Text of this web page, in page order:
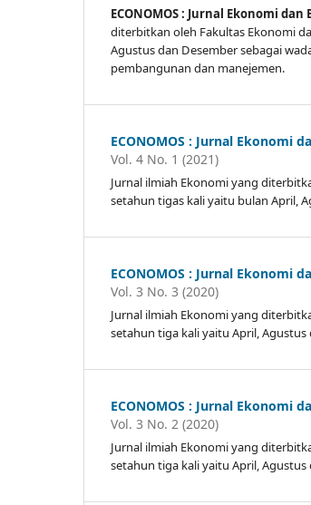
ECONOMOS : Jurnal Ekonomi dan
diterbitkan oleh Fakultas Ekonomi
Agustus dan Desember sebagai
pembangunan dan manejemen.
ECONOMOS : Jurnal Ekonomi
Vol. 4 No. 1 (2021)
Jurnal ilmiah Ekonomi yang
setahun tigas kali yaitu bulan April,
ECONOMOS : Jurnal Ekonomi
Vol. 3 No. 3 (2020)
Jurnal ilmiah Ekonomi yang
setahun tiga kali yaitu April,
ECONOMOS : Jurnal Ekonomi
Vol. 3 No. 2 (2020)
Jurnal ilmiah Ekonomi yang
setahun tiga kali yaitu April,